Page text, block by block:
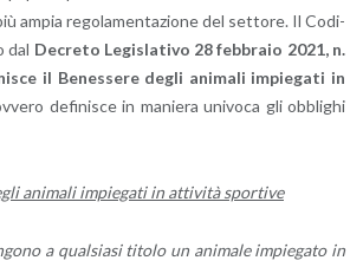
ampia re­go­la­men­ta­zio­ne del set­to­re. Il Co­di­
dal De­cre­to Le­gi­sla­ti­vo 28 feb­bra­io 2021, n.
il Be­nes­se­re degli ani­ma­li im­pie­ga­ti in
de­fi­ni­sce in ma­nie­ra uni­vo­ca gli ob­bli­ghi
ani­ma­li im­pie­ga­ti in at­ti­vi­tà spor­ti­ve
a qual­sia­si ti­to­lo un ani­ma­le im­pie­ga­to in